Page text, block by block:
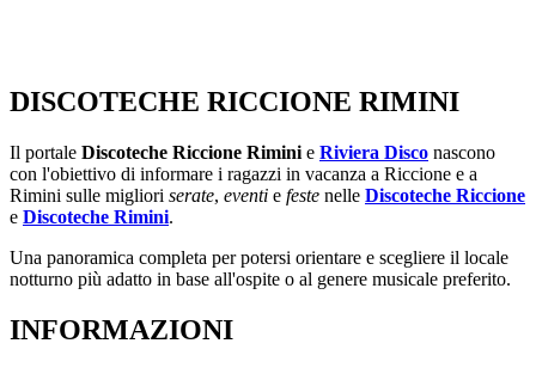
DISCOTECHE RICCIONE RIMINI
Il portale Discoteche Riccione Rimini e Riviera Disco nascono
con l'obiettivo di informare i ragazzi in vacanza a Riccione e a
Rimini sulle migliori serate, eventi e feste nelle Discoteche Riccione
e Discoteche Rimini.
Una panoramica completa per potersi orientare e scegliere il locale
notturno più adatto in base all'ospite o al genere musicale preferito.
INFORMAZIONI